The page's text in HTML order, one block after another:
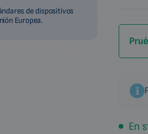
de dispositivos
Europea.
En